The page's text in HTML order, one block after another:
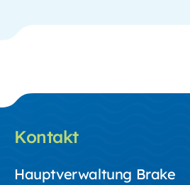
Kontakt
Hauptverwaltung Brake